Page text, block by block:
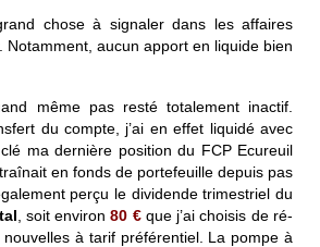
chose à signaler dans les affaires
Notamment, aucun apport en liquide bien
même pas resté totalement inactif.
du compte, j’ai en effet liquidé avec
ma dernière position du FCP Ecureuil
en fonds de portefeuille depuis pas
perçu le dividende trimestriel du
, soit environ80 €que j’ai choisis de ré-
à tarif préférentiel. La pompe à